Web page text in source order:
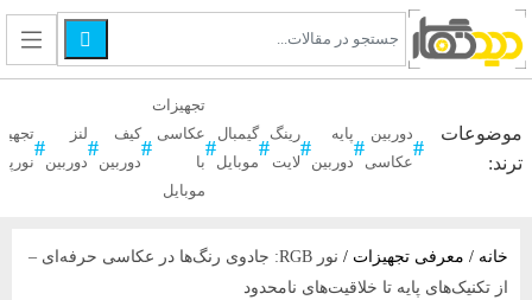

موضوعات
ترند:
دوربین
عکاسی
پایه
دوربین
رینگ
لایت
گیمبال
موبایل
تجهیزات
عکاسی
با
موبایل
کیف
دوربین
لنز
دوربین
خانه / معرفی تجهیزات /
نور RGB: جادوی رنگ‌ها در عکاسی حرفه‌ای –
از تکنیک‌های پایه تا خلاقیت‌های نامحدود